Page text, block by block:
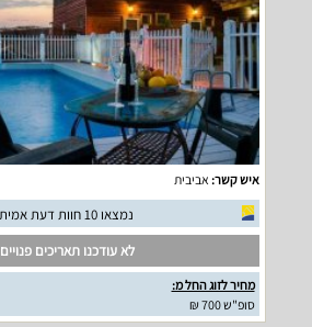
איש קשר: אביבית
נמצאו 10 חוות דעת אמיתיות
לא עודכנו תאריכים פנויים
מחיר לזוג החל מ:
סופ"ש 700 ₪